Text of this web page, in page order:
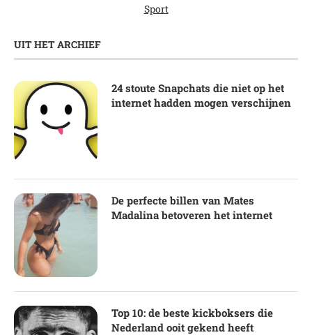
Sport
UIT HET ARCHIEF
24 stoute Snapchats die niet op het
internet hadden mogen verschijnen
De perfecte billen van Mates
Madalina betoveren het internet
Top 10: de beste kickboksers die
Nederland ooit gekend heeft